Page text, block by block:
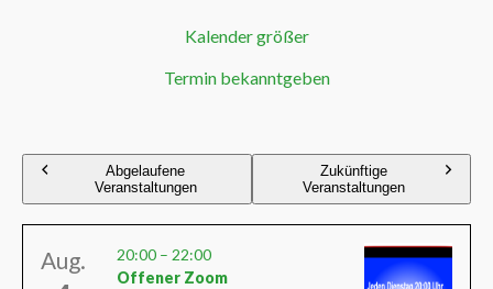
Kalender größer
Termin bekanntgeben
Abgelaufene
Veranstaltungen
Zukünftige
Veranstaltungen
Aug. 20:00 – 22:00
Offener Zoom